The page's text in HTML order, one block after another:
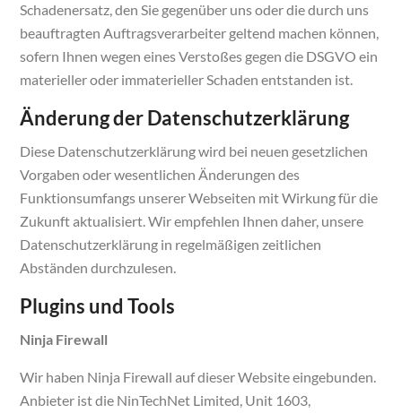
Schadenersatz, den Sie gegenüber uns oder die durch uns
beauftragten Auftragsverarbeiter geltend machen können,
sofern Ihnen wegen eines Verstoßes gegen die DSGVO ein
materieller oder immaterieller Schaden entstanden ist.
Änderung der Datenschutzerklärung
Diese Datenschutzerklärung wird bei neuen gesetzlichen
Vorgaben oder wesentlichen Änderungen des
Funktionsumfangs unserer Webseiten mit Wirkung für die
Zukunft aktualisiert. Wir empfehlen Ihnen daher, unsere
Datenschutzerklärung in regelmäßigen zeitlichen
Abständen durchzulesen.
Plugins und Tools
Ninja Firewall
Wir haben Ninja Firewall auf dieser Website eingebunden.
Anbieter ist die NinTechNet Limited, Unit 1603,